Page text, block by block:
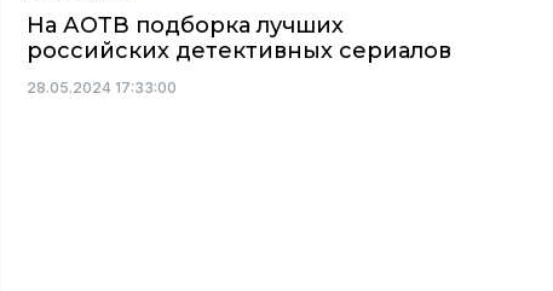
На АОТВ подборка лучших
российских детективных сериалов
28.05.2024 17:33:00